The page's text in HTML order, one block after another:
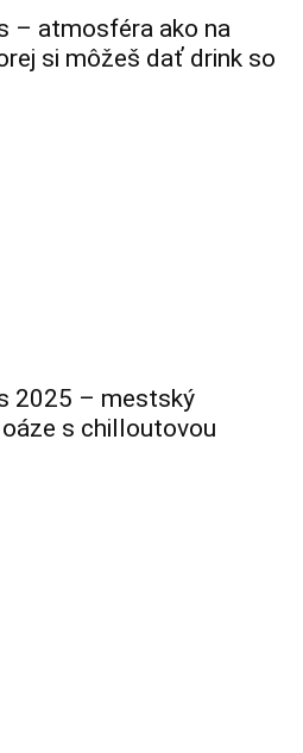
– atmosféra ako na
si môžeš dať drink so
2025 – mestský
s chilloutovou